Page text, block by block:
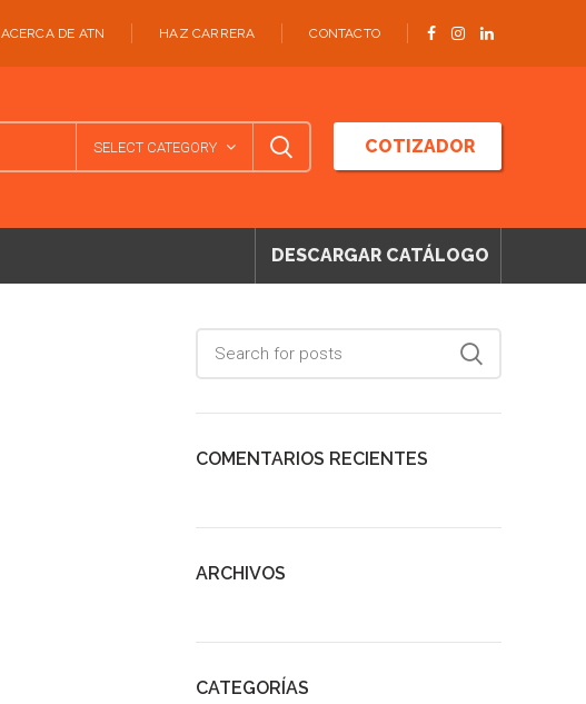
ACERCA DE ATN HAZ CARRERA CONTACTO
SELECT CATEGORY COTIZADOR
DESCARGAR CATÁLOGO
COMENTARIOS RECIENTES
ARCHIVOS
CATEGORÍAS